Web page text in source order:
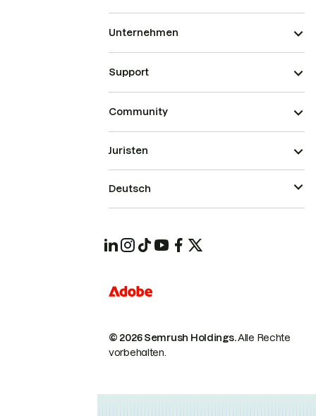
Unternehmen
Support
Community
© 2026 Semrush Holdings.Alle Rechte
vorbehalten.
Juristen
Deutsch